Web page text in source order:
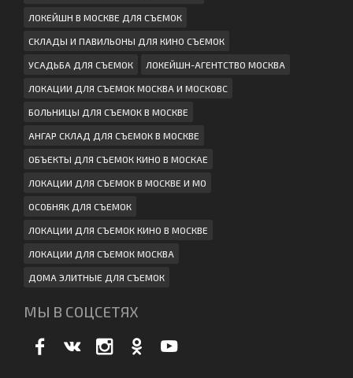
ЛОКЕЙШН В МОСКВЕ ДЛЯ СЪЕМОК
СКЛАДЫ И ПАВИЛЬОНЫ ДЛЯ КИНО СЪЕМОК
УСАДЬБА ДЛЯ СЪЕМОК ЛОКЕЙШН-АГЕНТСТВО МОСКВА
ЛОКАЦИИ ДЛЯ СЪЕМОК МОСКВА И МОСКОВС
БОЛЬНИЦЫ ДЛЯ СЪЕМОК В МОСКВЕ
АНГАР СКЛАД ДЛЯ СЪЕМОК В МОСКВЕ
ОБЪЕКТЫ ДЛЯ СЪЕМОК КИНО В МОСКАЕ
ЛОКАЦИИ ДЛЯ СЪЕМОК В МОСКВЕ И МО
ОСОБНЯК ДЛЯ СЪЕМОК
ЛОКАЦИИ ДЛЯ СЪЕМОК КИНО В МОСКВЕ
ЛОКАЦИИ ДЛЯ СЪЕМОК МОСКВА
ДОМА ЭЛИТНЫЕ ДЛЯ СЪЕМОК
МЫ В СОЦСЕТЯХ